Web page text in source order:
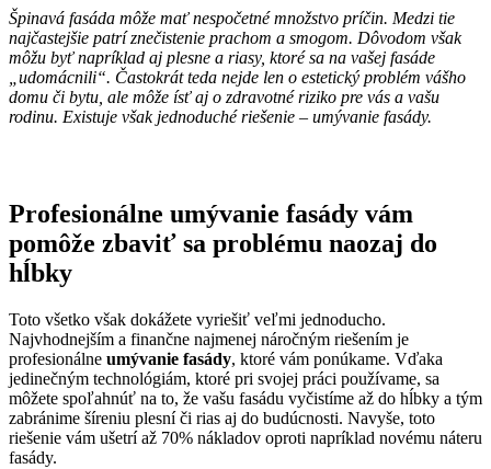
Špinavá fasáda môže mať nespočetné množstvo príčin. Medzi tie
najčastejšie patrí znečistenie prachom a smogom. Dôvodom však
môžu byť napríklad aj plesne a riasy, ktoré sa na vašej fasáde
„udomácnili“. Častokrát teda nejde len o estetický problém vášho
domu či bytu, ale môže ísť aj o zdravotné riziko pre vás a vašu
rodinu. Existuje však jednoduché riešenie – umývanie fasády.
Profesionálne umývanie fasády vám
pomôže zbaviť sa problému naozaj do
hĺbky
Toto všetko však dokážete vyriešiť veľmi jednoducho.
Najvhodnejším a finančne najmenej náročným riešením je
profesionálne umývanie fasády, ktoré vám ponúkame. Vďaka
jedinečným technológiám, ktoré pri svojej práci používame, sa
môžete spoľahnúť na to, že vašu fasádu vyčistíme až do hĺbky a tým
zabránime šíreniu plesní či rias aj do budúcnosti. Navyše, toto
riešenie vám ušetrí až 70% nákladov oproti napríklad novému náteru
fasády.